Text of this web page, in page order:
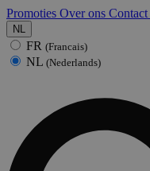
Promoties Over ons Contact
NL
FR (Francais)
NL (Nederlands)